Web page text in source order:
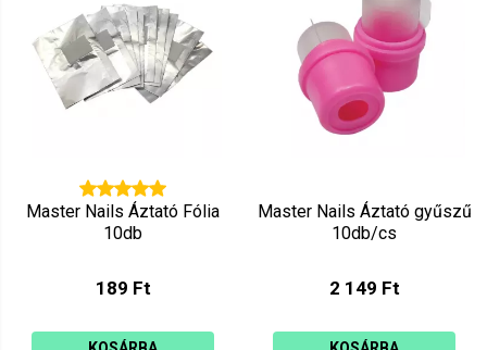
Master Nails Áztató Fólia
10db
189 Ft
Master Nails Áztató gyűszű
10db/cs
2 149 Ft